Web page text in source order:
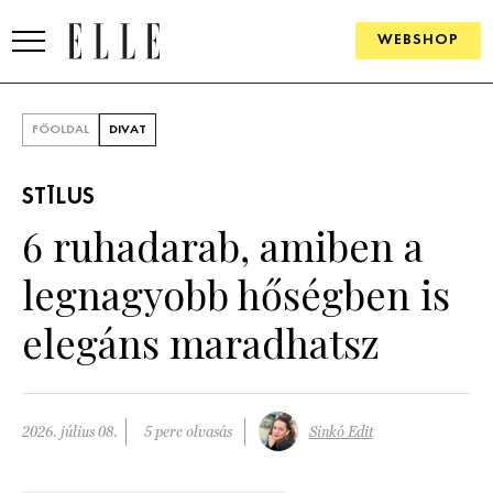
WEBSHOP
SZÉPSÉG
KULTÚRA
ÉLETMÓD
FŐOLDAL DIVAT
STÍLUS
6 ruhadarab, amiben a
legnagyobb hőségben is
elegáns maradhatsz
2026. július 08. 5 perc olvasás Sinkó Edit